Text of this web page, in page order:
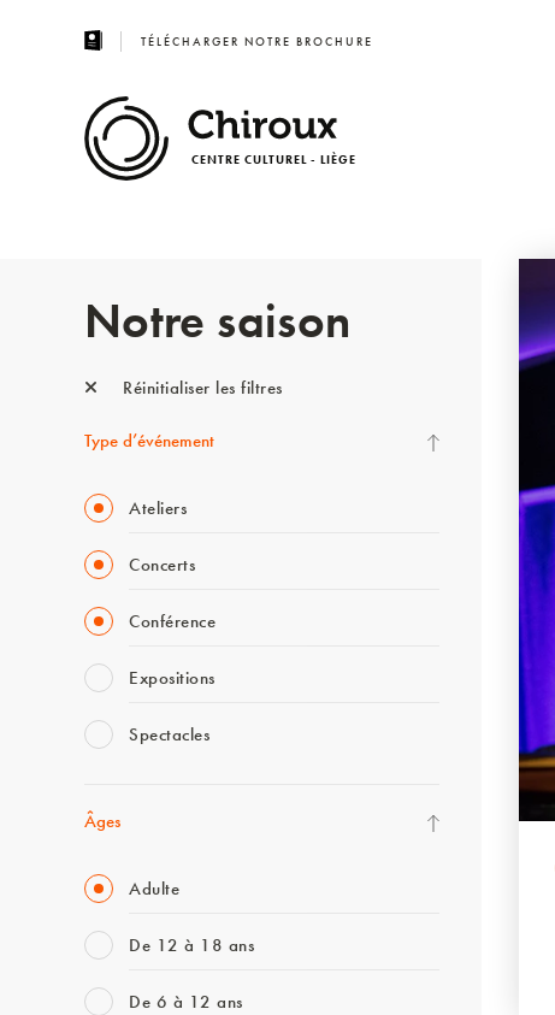
TÉLÉCHARGER NOTRE BROCHURE
CENTRE CULTUREL - LIÈGE
Notre saison
Réinitialiser les filtres
Type d’événement
Ateliers
Concerts
Conférence
Expositions
Spectacles
Âges
Adulte
De 12 à 18 ans
De 6 à 12 ans